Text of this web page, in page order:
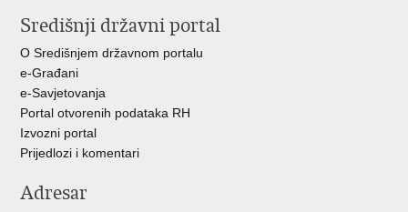
FacebookuTwitteru
Središnji državni portal
O Središnjem državnom portalu
e-Građani
e-Savjetovanja
Portal otvorenih podataka RH
Izvozni portal
Prijedlozi i komentari
Adresar